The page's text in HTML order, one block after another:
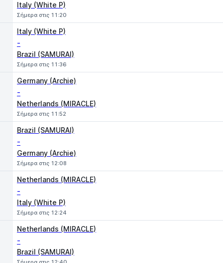
Italy (White P)
Σήμερα στις 11:20
Italy (White P)
-
Brazil (SAMURAI)
Σήμερα στις 11:36
Germany (Archie)
-
Netherlands (MIRACLE)
Σήμερα στις 11:52
Brazil (SAMURAI)
-
Germany (Archie)
Σήμερα στις 12:08
Netherlands (MIRACLE)
-
Italy (White P)
Σήμερα στις 12:24
Netherlands (MIRACLE)
-
Brazil (SAMURAI)